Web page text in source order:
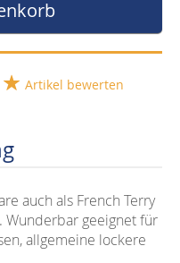
Artikel bewerten
auch als French Terry
Wunderbar geeignet für
allgemeine lockere